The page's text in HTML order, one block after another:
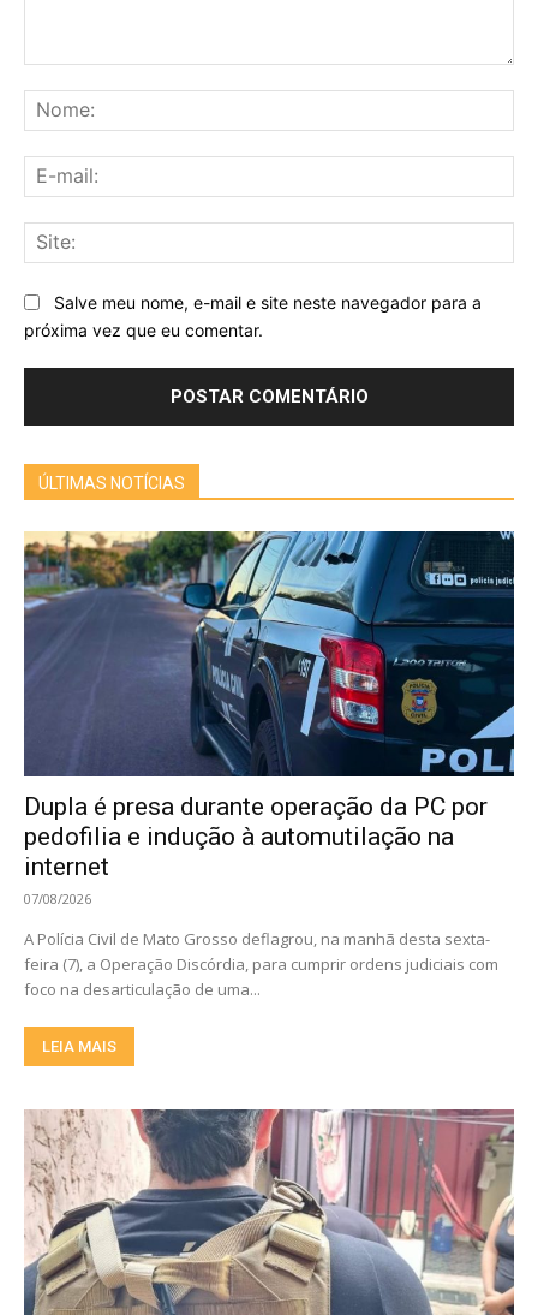
Salve meu nome, e-mail e site neste navegador para a
próxima vez que eu comentar.
ÚLTIMAS NOTÍCIAS
Dupla é presa durante operação da PC por
pedofilia e indução à automutilação na
internet
07/08/2026
A Polícia Civil de Mato Grosso deflagrou, na manhã desta sexta-
feira (7), a Operação Discórdia, para cumprir ordens judiciais com
foco na desarticulação de uma...
LEIA MAIS